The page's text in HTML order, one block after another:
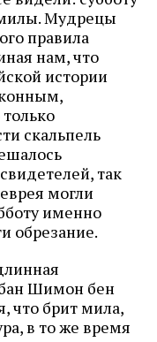
Мудрецы
правила
нам, что
истории
скальпель
так
могли
именно
обрезание.
Шимон бен
что брит мила,
в то же время